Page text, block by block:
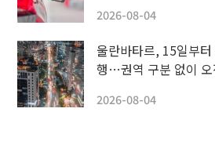
2026-08-04
울란바타르, 15일부
행…권역 구분 없이
2026-08-04